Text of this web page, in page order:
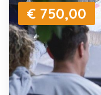
€ 750,00